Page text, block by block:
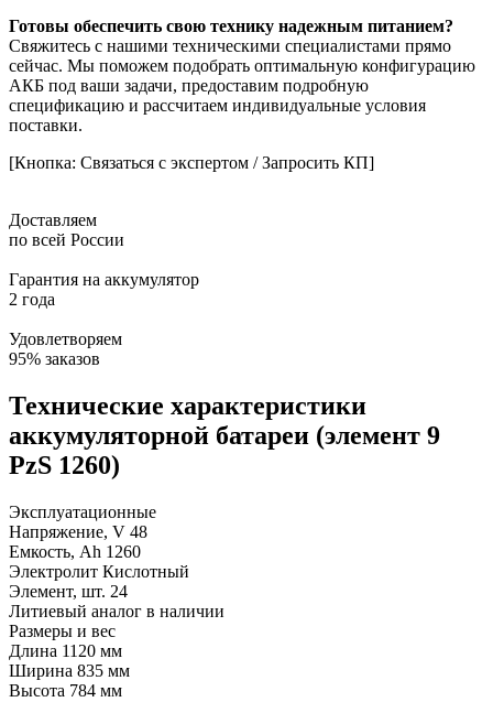
Готовы обеспечить свою технику надежным питанием?
Свяжитесь с нашими техническими специалистами прямо
сейчас. Мы поможем подобрать оптимальную конфигурацию
АКБ под ваши задачи, предоставим подробную
спецификацию и рассчитаем индивидуальные условия
поставки.
[Кнопка: Связаться с экспертом / Запросить КП]
Доставляем
по всей России
Гарантия на аккумулятор
2 года
Удовлетворяем
95% заказов
Технические характеристики
аккумуляторной батареи (элемент 9
PzS 1260)
Эксплуатационные
Напряжение, V 48
Емкость, Ah 1260
Электролит Кислотный
Элемент, шт. 24
Литиевый аналог в наличии
Размеры и вес
Длина 1120 мм
Ширина 835 мм
Высота 784 мм